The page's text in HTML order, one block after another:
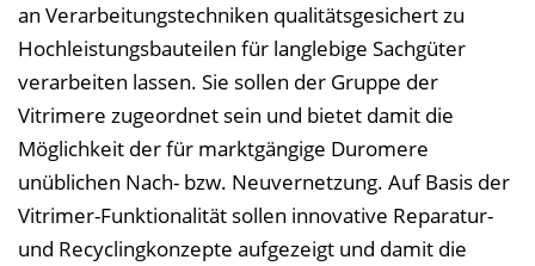
an Verarbeitungstechniken qualitätsgesichert zu
Hochleistungsbauteilen für langlebige Sachgüter
verarbeiten lassen. Sie sollen der Gruppe der
Vitrimere zugeordnet sein und bietet damit die
Möglichkeit der für marktgängige Duromere
unüblichen Nach- bzw. Neuvernetzung. Auf Basis der
Vitrimer-Funktionalität sollen innovative Reparatur-
und Recyclingkonzepte aufgezeigt und damit die